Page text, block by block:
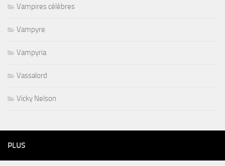
Vampires célèbres
Vampyre
Vampyria
Vassalord
Vicky Nelson
PLUS